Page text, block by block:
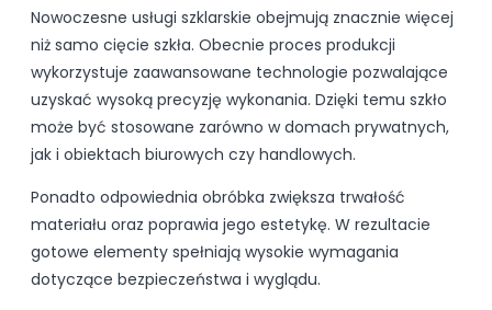
Nowoczesne usługi szklarskie obejmują znacznie więcej
niż samo cięcie szkła. Obecnie proces produkcji
wykorzystuje zaawansowane technologie pozwalające
uzyskać wysoką precyzję wykonania. Dzięki temu szkło
może być stosowane zarówno w domach prywatnych,
jak i obiektach biurowych czy handlowych.
Ponadto odpowiednia obróbka zwiększa trwałość
materiału oraz poprawia jego estetykę. W rezultacie
gotowe elementy spełniają wysokie wymagania
dotyczące bezpieczeństwa i wyglądu.